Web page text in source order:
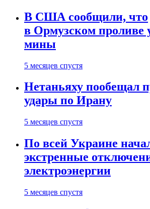
В США сообщили, что
в Ормузском проливе
мины
5 месяцев спустя
Нетаньяху пообещал
удары по Ирану
5 месяцев спустя
По всей Украине
экстренные
электроэнергии
5 месяцев спустя